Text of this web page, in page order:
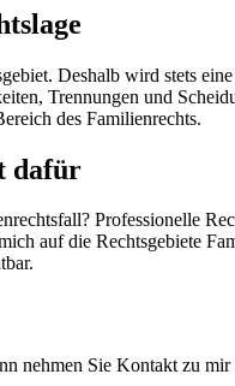
Deshalb wird stets
Trennungen und
des Familienrechts.
dafür
Professionelle
auf die Rechtsgebiete
nehmen Sie Kontakt zu